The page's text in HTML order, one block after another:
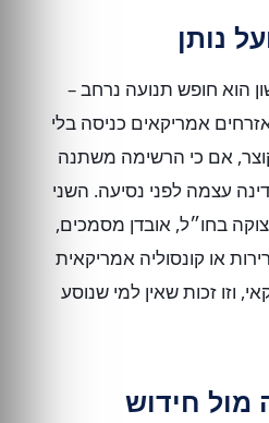
נותן
הוא חופש תנועה נרחב –
אמריקאים כניסה בלי
אם כי הרשימה משתנה
עצמה לפני נסיעה. השני
בחו״ל, אובדן מסמכים,
או קונסוליה אמריקאית
וזו זכות שאין למי שנוסע
מול חידוש